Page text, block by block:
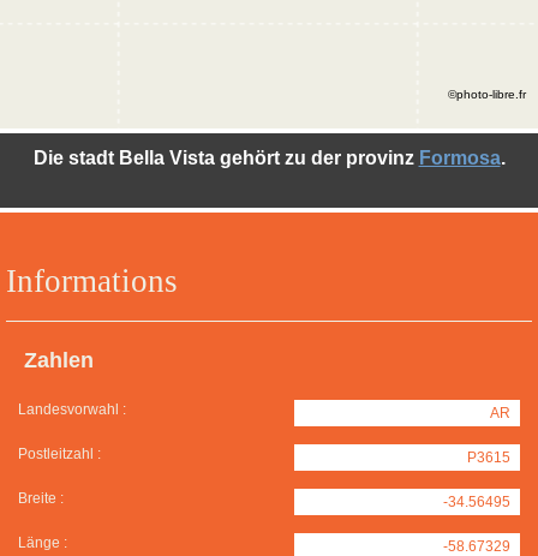
Informations
Zahlen
Landesvorwahl : AR
Postleitzahl : P3615
Breite : -34.56495
Länge : -58.67329
Die stadt Bella Vista gehört zu der provinz Formosa.
©photo-libre.fr